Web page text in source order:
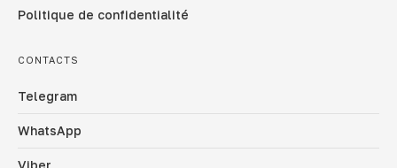
Politique de confidentialité
CONTACTS
Telegram
WhatsApp
Viber